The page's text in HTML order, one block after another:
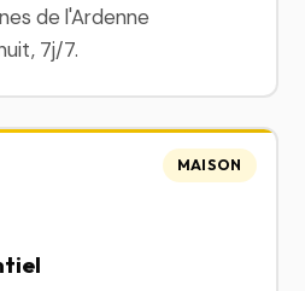
de l'Ardenne
7j/7.
MAISON